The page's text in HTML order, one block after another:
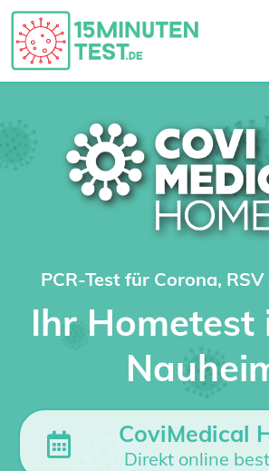
PCR-Test für Corona,
Ihr Hometest
CoviMedical
Direkt online